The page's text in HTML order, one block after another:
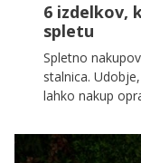
6 izdelkov,
spletu
Spletno
stalnica.
lahko nakup
je bolje, da si
trgovini.